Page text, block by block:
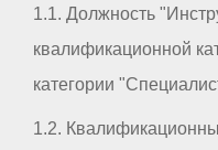
1.1. Должность
квалификационной
категории
1.2.